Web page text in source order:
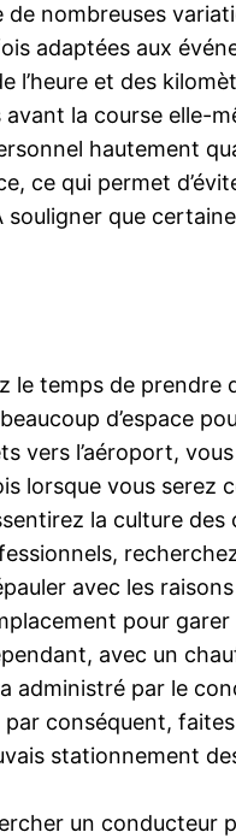
nombreuses
adaptées aux
et des
la course elle-
hautement
ce qui permet
que
le temps de prendre
d’espace
vers l’aéroport,
lorsque vous serez
la culture des
avec les
pour
avec un
administré par le
conséquent,
stationnement
un conducteur